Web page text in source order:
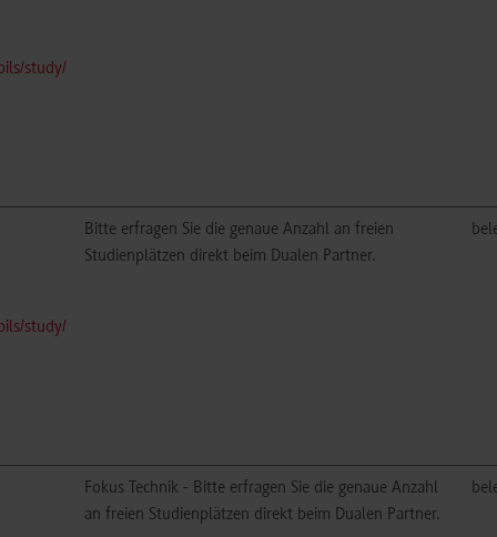
study/
study/
Bitte erfragen Sie die genaue Anzahl an freien
Studienplätzen direkt beim Dualen Partner.
Fokus Technik - Bitte erfragen Sie die genaue Anzahl
an freien Studienplätzen direkt beim Dualen Partner.